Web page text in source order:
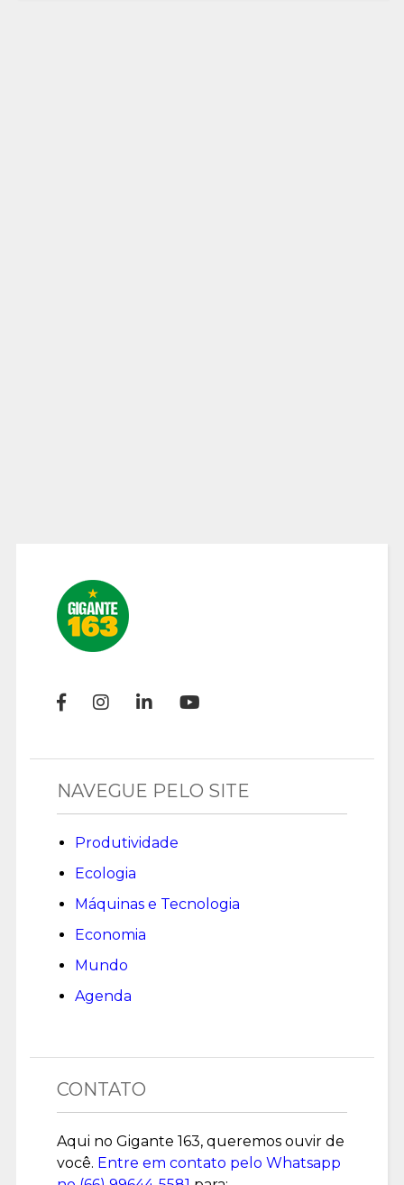
NAVEGUE PELO SITE
Produtividade
Ecologia
Máquinas e Tecnologia
Economia
Mundo
Agenda
CONTATO
Aqui no Gigante 163, queremos ouvir de
você. Entre em contato pelo Whatsapp